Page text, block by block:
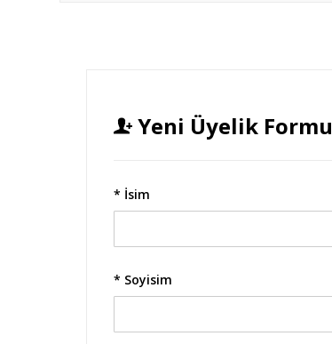
Yeni Üyelik Formu
* İsim
* Soyisim